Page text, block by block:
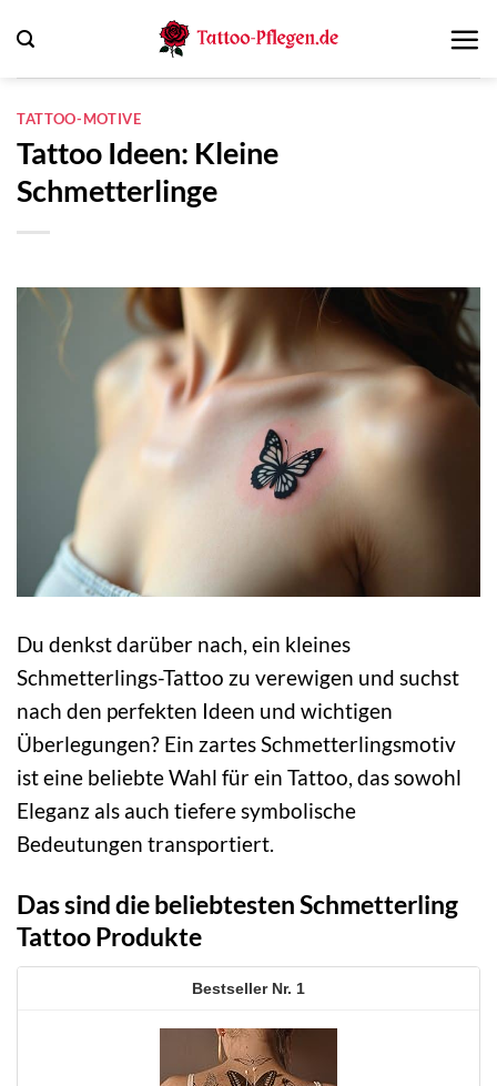
Inhalt
springen
TATTOO-MOTIVE
Tattoo Ideen: Kleine
Schmetterlinge
Du denkst darüber nach, ein kleines
Schmetterlings-Tattoo zu verewigen und suchst
nach den perfekten Ideen und wichtigen
Überlegungen? Ein zartes Schmetterlingsmotiv
ist eine beliebte Wahl für ein Tattoo, das sowohl
Eleganz als auch tiefere symbolische
Bedeutungen transportiert.
Das sind die beliebtesten Schmetterling
Tattoo Produkte
1